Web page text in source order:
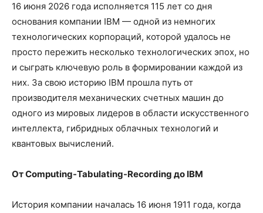
16 июня 2026 года исполняется 115 лет со дня
основания компании IBM — одной из немногих
технологических корпораций, которой удалось не
просто пережить несколько технологических эпох, но
и сыграть ключевую роль в формировании каждой из
них. За свою историю IBM прошла путь от
производителя механических счетных машин до
одного из мировых лидеров в области искусственного
интеллекта, гибридных облачных технологий и
квантовых вычислений.
ОтComputing-Tabulating-Recording до IBM
История компании началась 16 июня 1911 года, когда